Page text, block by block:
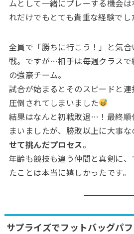
ムとして一緒にプレーする機会
れだけでもとても貴重な経験でし
全員で「勝ちに行こう！」と気
戦。ですが…相手は毎週クラスで
の強豪チーム。
試合が始まるとそのスピードと
圧倒されてしまいました
結果はなんと初戦敗退…！最終順
まいましたが、勝敗以上に大事
せて挑んだプロセス。
年齢も競技も違う仲間と真剣に
たことは本当に嬉しかったです。
サプライズでフットバッグパ